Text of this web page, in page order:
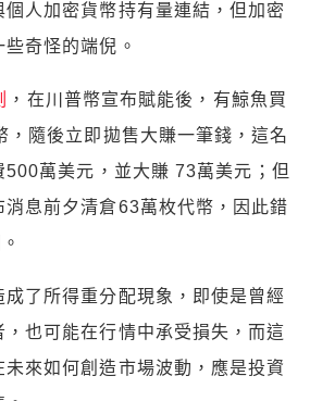
人加密貨幣持有量連結，但加密
奇怪的端倪。
，在川普幣宣布賦能後，有鯨魚買
，隨後立即拋售大賺一筆錢，這名
500萬美元，並大賺 73萬美元；但
消息前夕清倉63萬枚代幣，因此錯
了所得重分配現象，即使是曾經
也可能在行情中承受損失，而這
來如何創造市場波動，應是投資